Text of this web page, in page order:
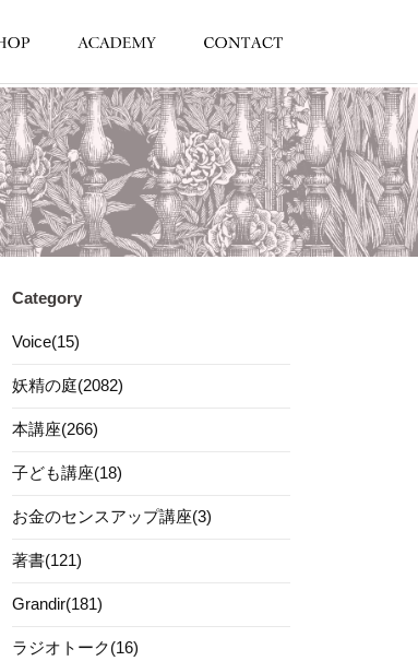
Category
Voice(15)
妖精の庭(2082)
本講座(266)
子ども講座(18)
お金のセンスアップ講座(3)
著書(121)
Grandir(181)
ラジオトーク(16)